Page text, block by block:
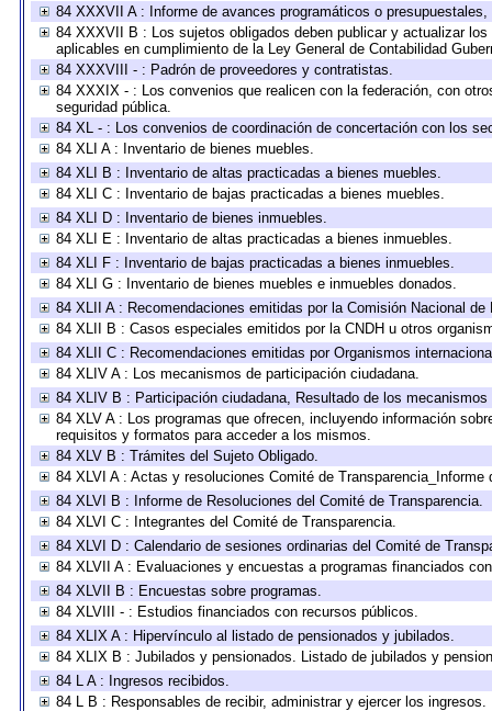
84 XXXVII A : Informe de avances programáticos o
84 XXXVII B : Los sujetos obligados deben publicar y actualizar
aplicables en cumplimiento de la Ley General de Contabilidad
84 XXXVIII - : Padrón de proveedores y contratistas.
84 XXXIX - : Los convenios que realicen con la federación, con
seguridad pública.
84 XL - : Los convenios de coordinación de concertación con los
84 XLI A : Inventario de bienes muebles.
84 XLI B : Inventario de altas practicadas a bienes muebles.
84 XLI C : Inventario de bajas practicadas a bienes muebles.
84 XLI D : Inventario de bienes inmuebles.
84 XLI E : Inventario de altas practicadas a bienes inmuebles.
84 XLI F : Inventario de bajas practicadas a bienes inmuebles.
84 XLI G : Inventario de bienes muebles e inmuebles donados.
84 XLII A : Recomendaciones emitidas por la Comisión Nacional de
84 XLII B : Casos especiales emitidos por la CNDH u otros
84 XLII C : Recomendaciones emitidas por Organismos
84 XLIV A : Los mecanismos de participación ciudadana.
84 XLIV B : Participación ciudadana, Resultado de los
84 XLV A : Los programas que ofrecen, incluyendo información
requisitos y formatos para acceder a los mismos.
84 XLV B : Trámites del Sujeto Obligado.
84 XLVI A : Actas y resoluciones Comité de
84 XLVI B : Informe de Resoluciones del Comité de Transparencia.
84 XLVI C : Integrantes del Comité de Transparencia.
84 XLVI D : Calendario de sesiones ordinarias del Comité de
84 XLVII A : Evaluaciones y encuestas a programas financiados
84 XLVII B : Encuestas sobre programas.
84 XLVIII - : Estudios financiados con recursos públicos.
84 XLIX A : Hipervínculo al listado de pensionados y jubilados.
84 XLIX B : Jubilados y pensionados. Listado de jubilados y
84 L A : Ingresos recibidos.
84 L B : Responsables de recibir, administrar y ejercer los ingresos.